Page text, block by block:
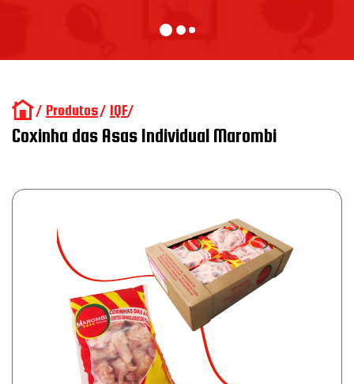
/ Produtos/ IQF/
Coxinha das Asas Individual Marombi